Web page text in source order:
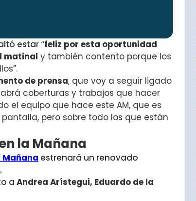
estar “feliz por esta oportunidad
matinal y también contento porque los
de prensa, que voy a seguir ligado
coberturas y trabajos que hacer
el equipo que hace este AM, que es
pero sobre todo los que están
la Mañana
Mañana estrenará un renovado
.
a Andrea Arístegui, Eduardo de la